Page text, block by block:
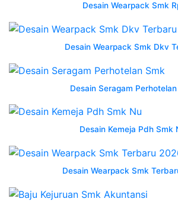
smk
siswa
wearpack
tribun
wearpack
safety
Desain Wearpack Smk
Desain Wearpack Smk Dkv
Desain Seragam
Desain Kemeja Pdh Smk
Desain Wearpack Smk